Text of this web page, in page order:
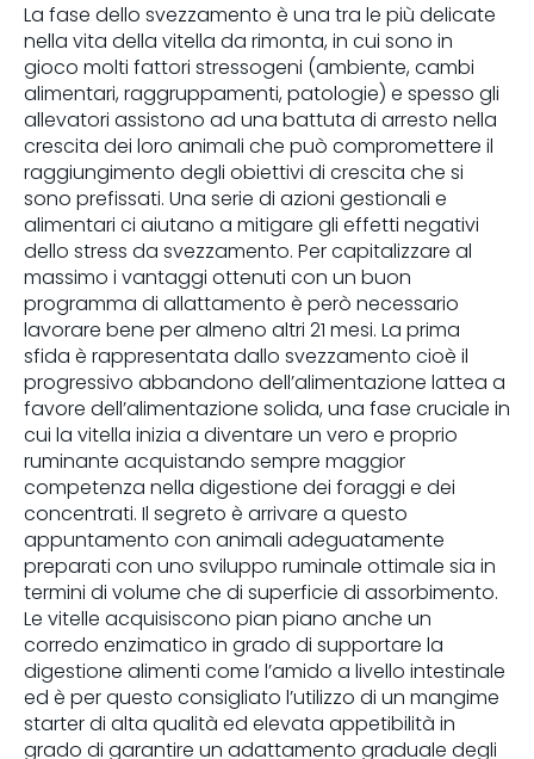
La fase dello svezzamento è una tra le più delicate
nella vita della vitella da rimonta, in cui sono in
gioco molti fattori stressogeni (ambiente, cambi
alimentari, raggruppamenti, patologie) e spesso gli
allevatori assistono ad una battuta di arresto nella
crescita dei loro animali che può compromettere il
raggiungimento degli obiettivi di crescita che si
sono prefissati. Una serie di azioni gestionali e
alimentari ci aiutano a mitigare gli effetti negativi
dello stress da svezzamento. Per capitalizzare al
massimo i vantaggi ottenuti con un buon
programma di allattamento è però necessario
lavorare bene per almeno altri 21 mesi. La prima
sfida è rappresentata dallo svezzamento cioè il
progressivo abbandono dell’alimentazione lattea a
favore dell’alimentazione solida, una fase cruciale in
cui la vitella inizia a diventare un vero e proprio
ruminante acquistando sempre maggior
competenza nella digestione dei foraggi e dei
concentrati. Il segreto è arrivare a questo
appuntamento con animali adeguatamente
preparati con uno sviluppo ruminale ottimale sia in
termini di volume che di superficie di assorbimento.
Le vitelle acquisiscono pian piano anche un
corredo enzimatico in grado di supportare la
digestione alimenti come l’amido a livello intestinale
ed è per questo consigliato l’utilizzo di un mangime
starter di alta qualità ed elevata appetibilità in
grado di garantire un adattamento graduale degli